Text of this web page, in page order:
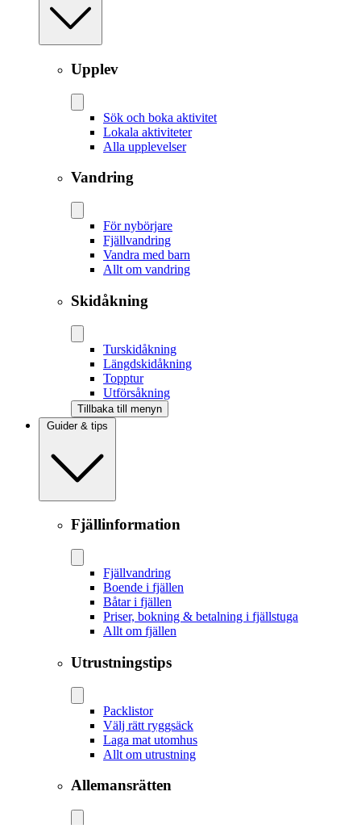
Upplev
Sök och boka aktivitet
Lokala aktiviteter
Alla upplevelser
Vandring
För nybörjare
Fjällvandring
Vandra med barn
Allt om vandring
Skidåkning
Tur­skidåkning
Längd­skidåkning
Topptur
Utförsåkning
Tillbaka till menyn
Guider & tips
Fjällinformation
Fjällvandring
Boende i fjällen
Båtar i fjällen
Priser, bokning & betalning i fjällstuga
Allt om fjällen
Utrustningstips
Packlistor
Välj rätt ryggsäck
Laga mat utomhus
Allt om utrustning
Allemansrätten